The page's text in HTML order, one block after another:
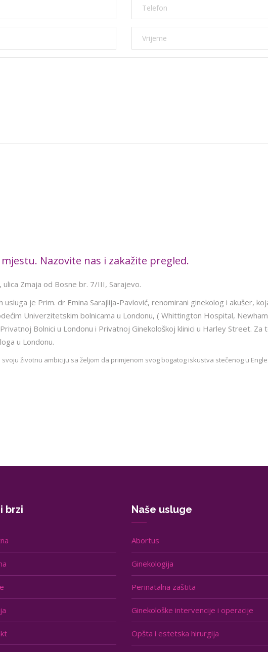
Nazovite nas i zakažite pregled.
Zmaja od Bosne br. 7/III, Sarajevo.
usluga je Prim. dr Emina Sarajlija-Pavlović, renomirani ginekolog i akušer,
Univerzitetskim bolnicama u Londonu, ( Whittington Hospital,
Bolnici u Londonu i Privatnoj Ginekološkoj klinici u Harley Street. Za
u Londonu.
životnu ambiciju sa željom da primjenom svog bogatog iskustva stečenog u
brzi Naše usluge
Abortus
Ginekologija
Perinatalna zaštita
Ginekološke intervencije i operacije
Opšta i estetska hirurgija